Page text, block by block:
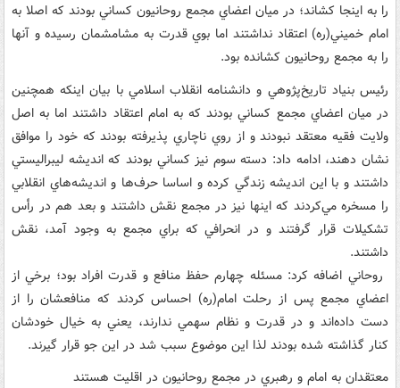
را به اينجا کشاند؛ در ميان اعضاي مجمع روحانيون کساني بودند که اصلا به
امام خميني(ره) اعتقاد نداشتند اما بوي قدرت به مشامشمان رسيده و آنها
را به مجمع روحانيون کشانده بود.
رئيس بنياد تاريخ‌پژوهي و دانشنامه انقلاب اسلامي با بيان اينکه همچنين
در ميان اعضاي مجمع کساني بودند که به امام اعتقاد داشتند اما به اصل
ولايت فقيه معتقد نبودند و از روي ناچاري پذيرفته بودند که خود را موافق
نشان دهند، ادامه داد: دسته سوم نيز کساني بودند که انديشه ليبراليستي
داشتند و با اين انديشه زندگي کرده و اساسا حرف‌ها و انديشه‌هاي انقلابي
را مسخره مي‌کردند که اينها نيز در مجمع نقش داشتند و بعد هم در رأس
تشکيلات قرار ‌گرفتند و در ‌انحرافي که براي مجمع به وجود آمد، نقش
داشتند.
‌ روحاني اضافه کرد: مسئله چهارم حفظ منافع و قدرت افراد بود؛ برخي از
اعضاي مجمع پس از رحلت امام(ره) احساس کردند که منافعشان را از
دست داده‌اند‌ و در قدرت و نظام سهمي ندارند، يعني به خيال خودشان
کنار گذاشته شده بودند لذا اين موضوع سبب شد در اين جو قرار گيرند.
معتقدان به امام و رهبري در مجمع روحانيون در اقليت هستند